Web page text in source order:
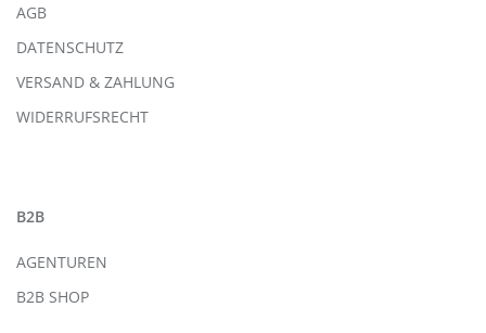
AGB
DATENSCHUTZ
VERSAND & ZAHLUNG
WIDERRUFSRECHT
B2B
AGENTUREN
B2B SHOP